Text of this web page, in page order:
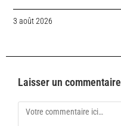
3 août 2026
Laisser un commentaire